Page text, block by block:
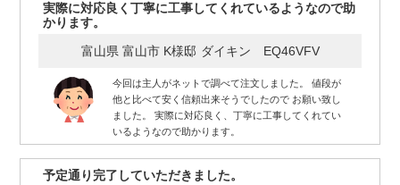
実際に対応良く丁寧に工事してくれているようなので助
かります。
富山県 富山市 K様邸 ダイキン EQ46VFV
今回は主人がネットで調べて注文しました。 値段が
他と比べて安く信頼出来そうでしたので お願い致し
ました。 実際に対応良く、丁寧に工事してくれてい
いるようなので助かります。
予定通り完了していただきました。